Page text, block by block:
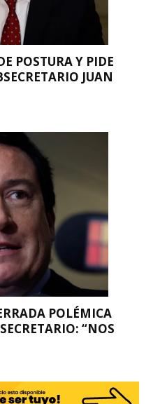
POSTURA Y PIDE
JUAN
POLÉMICA
“NOS